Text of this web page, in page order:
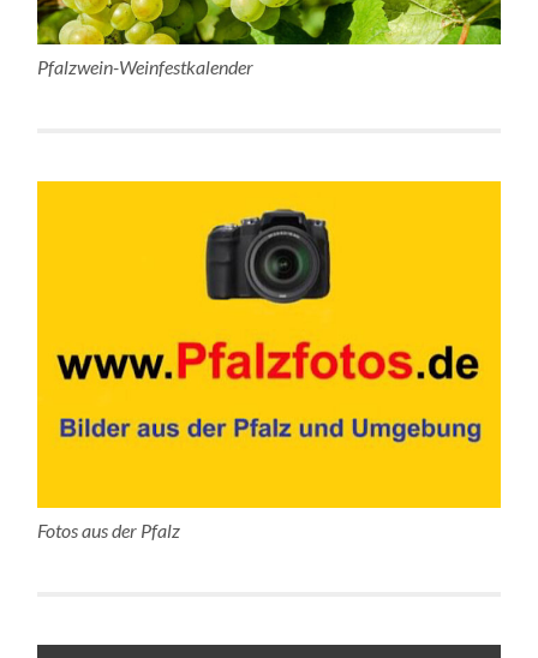
Pfalzwein-Weinfestkalender
Fotos aus der Pfalz